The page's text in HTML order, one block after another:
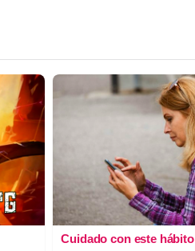
Cuidado con este hábito